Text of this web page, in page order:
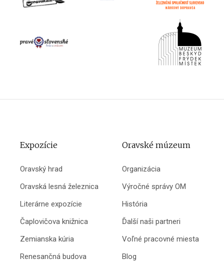
Expozície
Oravský hrad
Oravská lesná železnica
Literárne expozície
Čaplovičova knižnica
Zemianska kúria
Renesančná budova
Oravské múzeum
Organizácia
Výročné správy OM
História
Ďalší naši partneri
Voľné pracovné miesta
Blog